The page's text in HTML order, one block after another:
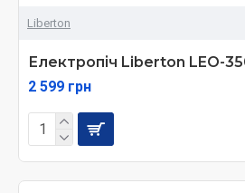
Liberton
Електропіч Liberton LEO-
2 599 грн